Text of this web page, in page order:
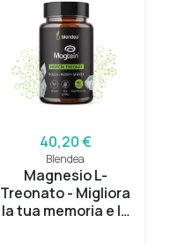
40,20 €
Blendea
Magnesio L-
Treonato - Migliora
la tua memoria e la